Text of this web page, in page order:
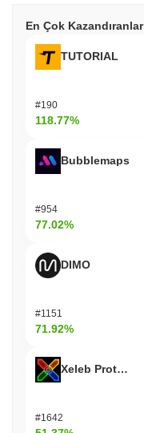
En Çok Kazandıranlar
TUTORIAL
#190
118.77%
Bubblemaps
#954
77.02%
DIMO
#1151
71.92%
Xeleb Protocol
#1642